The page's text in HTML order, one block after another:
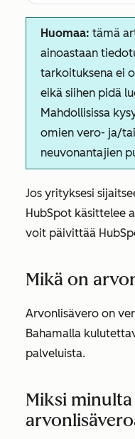
Huomaa: tämä
ainoastaan
tarkoituksena ei
eikä siihen pidä
Mahdollisissa
omien vero- ja/
neuvonantajien
Jos yrityksesi
HubSpot käsittelee
voit päivittää
Mikä on
Arvonlisävero on
Bahamalla
palveluista.
Miksi